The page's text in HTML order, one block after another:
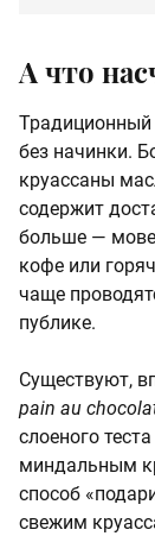
А что
Традиционный
без начинки.
круассаны
содержит
больше —
кофе или
чаще
публике.
Существуют,
pain au
слоеного
миндальным
способ
свежим